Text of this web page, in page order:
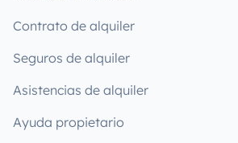
Contrato de alquiler
Seguros de alquiler
Asistencias de alquiler
Ayuda propietario